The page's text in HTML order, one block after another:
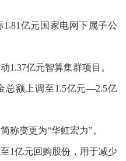
1.81亿元国家电网下属子公
1.37亿元智算集群项目。
总额上调至1.5亿元—2.5亿
称变更为“华虹宏力”。
1亿元回购股份，用于减少